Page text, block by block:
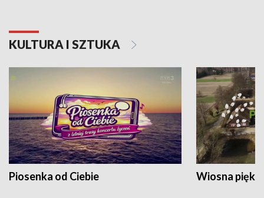
KULTURA I SZTUKA
Piosenka od Ciebie Wiosna